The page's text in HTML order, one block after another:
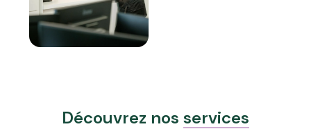
Découvrez nos services